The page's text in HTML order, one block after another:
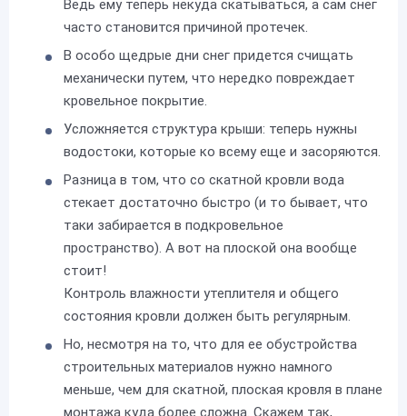
Ведь ему теперь некуда скатываться, а сам снег
часто становится причиной протечек.
В особо щедрые дни снег придется счищать
механически путем, что нередко повреждает
кровельное покрытие.
Усложняется структура крыши: теперь нужны
водостоки, которые ко всему еще и засоряются.
Разница в том, что со скатной кровли вода
стекает достаточно быстро (и то бывает, что
таки забирается в подкровельное
пространство). А вот на плоской она вообще
стоит!
Контроль влажности утеплителя и общего
состояния кровли должен быть регулярным.
Но, несмотря на то, что для ее обустройства
строительных материалов нужно намного
меньше, чем для скатной, плоская кровля в плане
монтажа куда более сложна. Скажем так,